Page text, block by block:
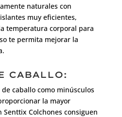
naturales con
muy eficientes,
temperatura corporal para
te permita mejorar la
CABALLO:
caballo como minúsculos
la mayor
Colchones consiguen